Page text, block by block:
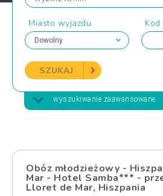
Miasto wyjazdu
SZUKAJ
wyszukiwanie zaawansowane
Obóz młodzieżowy -
Mar - Hotel Samba*** -
Lloret de Mar, Hiszpania